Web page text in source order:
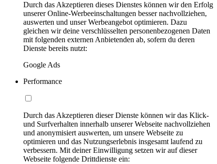
Durch das Akzeptieren dieses Dienstes können wir den Erfolg
unserer Online-Werbeeinschaltungen besser nachvollziehen,
auswerten und unser Werbeangebot optimieren. Dazu
gleichen wir deine verschlüsselten personenbezogenen Daten
mit folgenden externen Anbietenden ab, sofern du deren
Dienste bereits nutzt:
Google Ads
Performance
Durch das Akzeptieren dieser Dienste können wir das Klick-
und Surfverhalten innerhalb unserer Webseite nachvollziehen
und anonymisiert auswerten, um unsere Webseite zu
optimieren und das Nutzungserlebnis insgesamt laufend zu
verbessern. Mit deiner Einwilligung setzen wir auf dieser
Webseite folgende Drittdienste ein: